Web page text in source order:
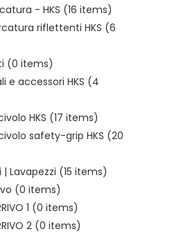
- HKS (16 items)
riflettenti HKS (6
(0 items)
e accessori HKS (4
HKS (17 items)
safety-grip HKS (20
Lavapezzi (15 items)
(0 items)
1 (0 items)
2 (0 items)